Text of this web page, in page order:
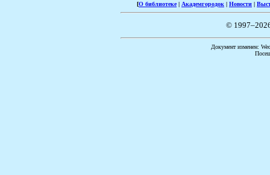
[О библиотеке| Академгородок | Новости |
©
Документ изменен: